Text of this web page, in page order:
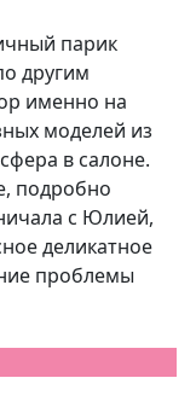
парик
другим
именно на
моделей из
в салоне.
подробно
с Юлией,
деликатное
проблемы